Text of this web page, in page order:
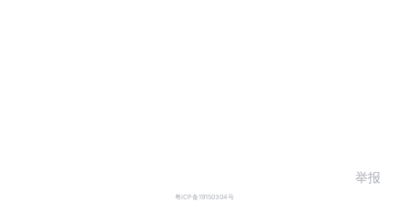
粤ICP备19150304号
举报